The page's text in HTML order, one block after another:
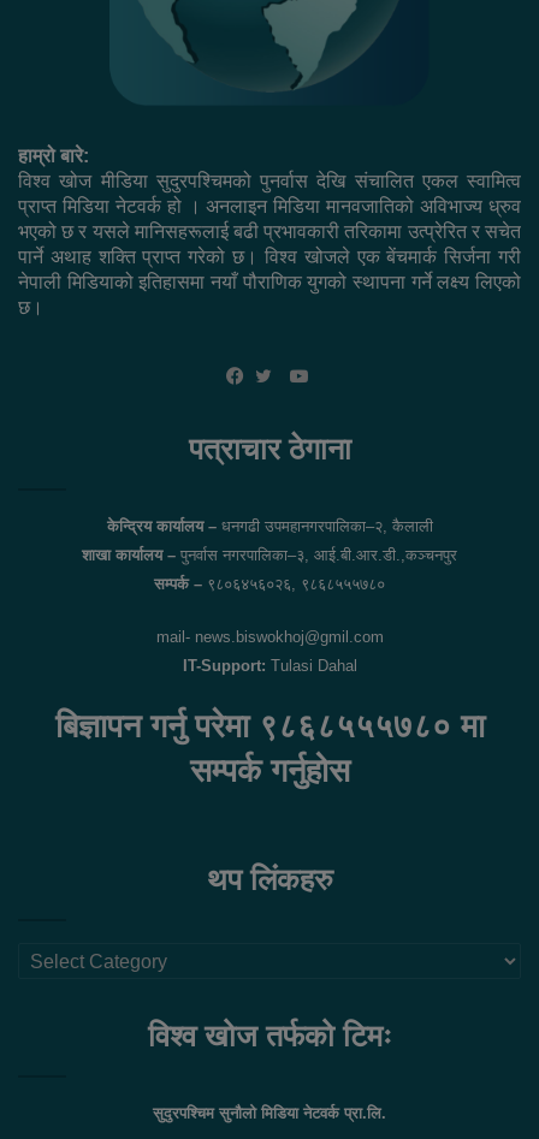
हाम्रो बारे:
विश्व खोज मीडिया सुदुरपश्चिमको पुनर्वास देखि संचालित एकल स्वामित्व
प्राप्त मिडिया नेटवर्क हो । अनलाइन मिडिया मानवजातिको अविभाज्य ध्रुव
भएको छ र यसले मानिसहरूलाई बढी प्रभावकारी तरिकामा उत्प्रेरित र सचेत
पार्ने अथाह शक्ति प्राप्त गरेको छ। विश्व खोजले एक बेंचमार्क सिर्जना गरी
नेपाली मिडियाको इतिहासमा नयाँ पौराणिक युगको स्थापना गर्ने लक्ष्य लिएको
छ।
YouTube
पत्राचार ठेगाना
केन्द्रिय कार्यालय –धनगढी उपमहानगरपालिका–२, कैलाली
शाखा कार्यालय – पुनर्वास नगरपालिका–३, आई.बी.आर.डी.,कञ्चनपुर
सम्पर्क – ९८०६४५६०२६, ९८६८५५५७८०
mail- news.biswokhoj@gmil.com
IT-Support: Tulasi Dahal
बिज्ञापन गर्नु परेमा ९८६८५५५७८० मा
सम्पर्क गर्नुहोस
थप लिंकहरु
थप
विश्व खोज तर्फको टिमः
सुदुरपश्चिम सुनौलो मिडिया नेटवर्क प्रा.लि.